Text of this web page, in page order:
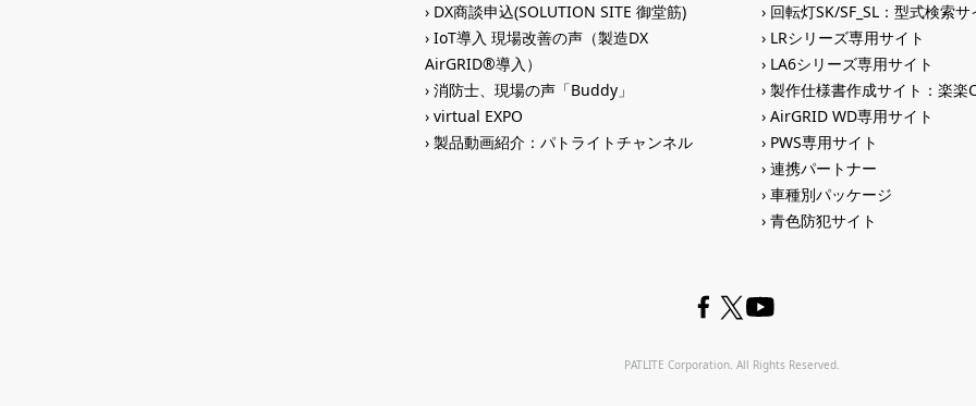
DX商談申込(SOLUTION SITE 御堂筋)
IoT導入 現場改善の声（製造DX
AirGRID®導入）
消防士、現場の声「Buddy」
virtual EXPO
製品動画紹介：パトライトチャンネル
回転灯SK/SF_SL：型式検索サ
LRシリーズ専用サイト
LA6シリーズ専用サイト
製作仕様書作成サイト：楽楽
AirGRID WD専用サイト
PWS専用サイト
連携パートナー
車種別パッケージ
青色防犯サイト
PATLITE Corporation. All Rights Reserved.